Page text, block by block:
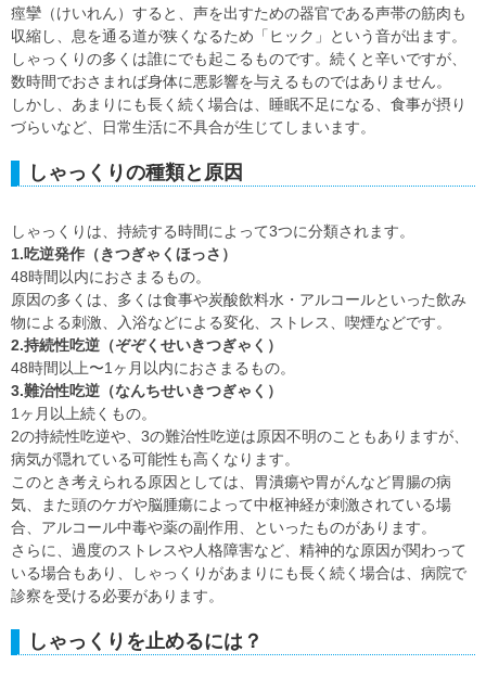
痙攣（けいれん）すると、声を出すための器官である声帯の筋肉も
収縮し、息を通る道が狭くなるため「ヒック」という音が出ます。
しゃっくりの多くは誰にでも起こるものです。続くと辛いですが、
数時間でおさまれば身体に悪影響を与えるものではありません。
しかし、あまりにも長く続く場合は、睡眠不足になる、食事が摂り
づらいなど、日常生活に不具合が生じてしまいます。
しゃっくりの種類と原因
しゃっくりは、持続する時間によって3つに分類されます。
1.吃逆発作（きつぎゃくほっさ）
48時間以内におさまるもの。
原因の多くは、多くは食事や炭酸飲料水・アルコールといった飲み
物による刺激、入浴などによる変化、ストレス、喫煙などです。
2.持続性吃逆（ぞぞくせいきつぎゃく）
48時間以上〜1ヶ月以内におさまるもの。
3.難治性吃逆（なんちせいきつぎゃく）
1ヶ月以上続くもの。
2の持続性吃逆や、3の難治性吃逆は原因不明のこともありますが、
病気が隠れている可能性も高くなります。
このとき考えられる原因としては、胃潰瘍や胃がんなど胃腸の病
気、また頭のケガや脳腫瘍によって中枢神経が刺激されている場
合、アルコール中毒や薬の副作用、といったものがあります。
さらに、過度のストレスや人格障害など、精神的な原因が関わって
いる場合もあり、しゃっくりがあまりにも長く続く場合は、病院で
診察を受ける必要があります。
しゃっくりを止めるには？